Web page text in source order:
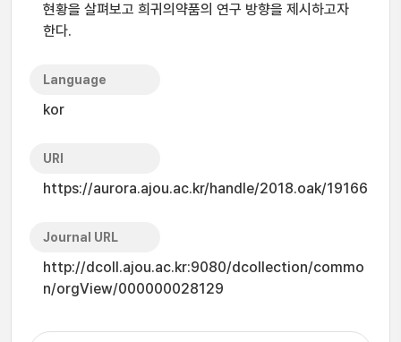
현황을 살펴보고 희귀의약품의 연구 방향을 제시하고자
한다.
Language
kor
URI
https://aurora.ajou.ac.kr/handle/2018.oak/19166
Journal URL
http://dcoll.ajou.ac.kr:9080/dcollection/commo
n/orgView/000000028129